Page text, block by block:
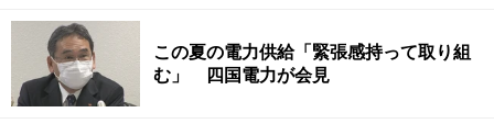
この夏の電力供給「緊張感持って取り組
む」 四国電力が会見